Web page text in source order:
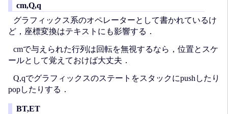
cm,Q,q
グラフィックス系のオペレーターとして書かれているけ
ど，座標変換はテキストにも影響する．
cmで与えられた行列は回転を無視するなら，位置とスケ
ールとして覚えておけば大丈夫．
Q,qでグラフィックスのステートをスタックにpushしたり
popしたりする．
BT,ET